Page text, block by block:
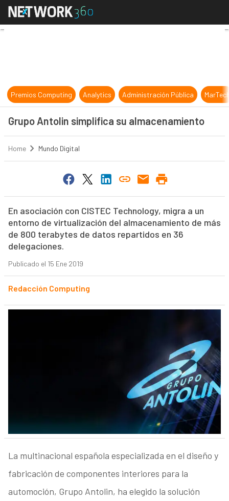
Grupo Antolin simplifica su
Premios Computing Analytics Administración Pública
Grupo Antolin simplifica su almacenamiento
Home Mundo Digital
En asociación con CISTEC Technology, migra a un
entorno de virtualización del almacenamiento de más
de 800 terabytes de datos repartidos en 36
delegaciones.
Publicado el 15 Ene 2019
Redacción Computing
La multinacional española especializada en el diseño y
fabricación de componentes interiores para la
automoción, Grupo Antolin, ha elegido la solución